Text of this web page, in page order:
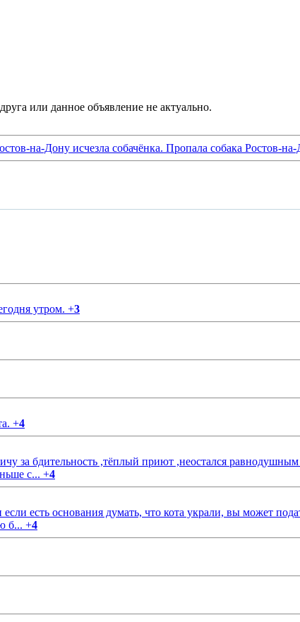
на-Дону исчезла собачёнка. Пропала собака Ростов-
утром. +3
+4
за бдительность ,тёплый приют ,неостался
с... +4
есть основания думать, что кота украли, вы может
б... +4